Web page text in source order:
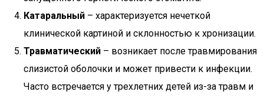
Катаральный – характеризуется нечеткой
клинической картиной и склонностью к хронизации.
Травматический – возникает после травмирования
слизистой оболочки и может привести к инфекции.
Часто встречается у трехлетних детей из-за травм и